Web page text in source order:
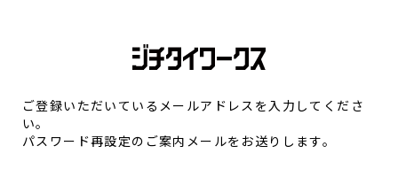
ご登録いただいているメールアドレスを入力してくださ
い。
パスワード再設定のご案内メールをお送りします。